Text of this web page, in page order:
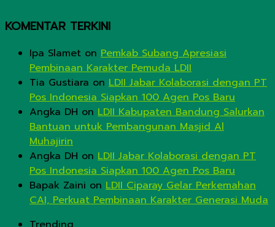
KOMENTAR TERKINI
Ipa Slamet on Pemkab Subang Apresiasi
Pembinaan Karakter Pemuda LDII
Tia Gustiara on LDII Jabar Kolaborasi dengan PT
Pos Indonesia Siapkan 100 Agen Pos Baru
Angka DH on LDII Kabupaten Bandung Salurkan
Bantuan untuk Pembangunan Masjid Al
Muhajirin
Angka DH on LDII Jabar Kolaborasi dengan PT
Pos Indonesia Siapkan 100 Agen Pos Baru
Bapak Zaini on LDII Ciparay Gelar Perkemahan
CAI, Perkuat Pembinaan Karakter Generasi Muda